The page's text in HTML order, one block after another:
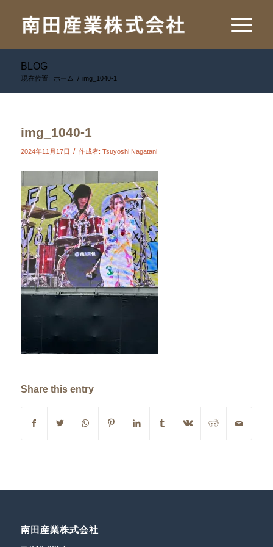
BLOG
現在位置: ホーム / img_1040-1
img_1040-1
2024年11月17日 / 作成者: Tsuyoshi Nagatani
Share this entry
南田産業株式会社